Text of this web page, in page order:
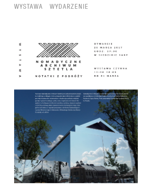
WYSTAWA WYDARZENIE